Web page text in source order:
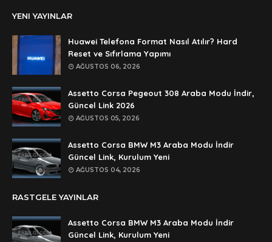
şifre ?
Anonymous
şifre ögrenebilirmiyim
Anonymous
🥰🥰🥰
Anonymous
dedezıplatan31 beğend👌
Anonymous
rar dosyasının şifresi nedir
Anonymous
YENI YAYINLAR
Huawei Telefona Format Nasıl Atılır? Hard
Reset ve Sıfırlama Yapımı
AĞUSTOS 06, 2026
Assetto Corsa Pegeout 308 Araba Modu İndir,
Güncel Link 2026
AĞUSTOS 05, 2026
Assetto Corsa BMW M3 Araba Modu İndir
Güncel Link, Kurulum Yeni
AĞUSTOS 04, 2026
RASTGELE YAYINLAR
Assetto Corsa BMW M3 Araba Modu İndir
Güncel Link, Kurulum Yeni